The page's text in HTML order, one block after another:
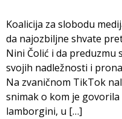
Koalicija za slobodu
da najozbiljne shvate
Nini Čolić i da preduzmu
svojih nadležnosti i
Na zvaničnom TikTok
snimak o kom je
lamborgini, u […]